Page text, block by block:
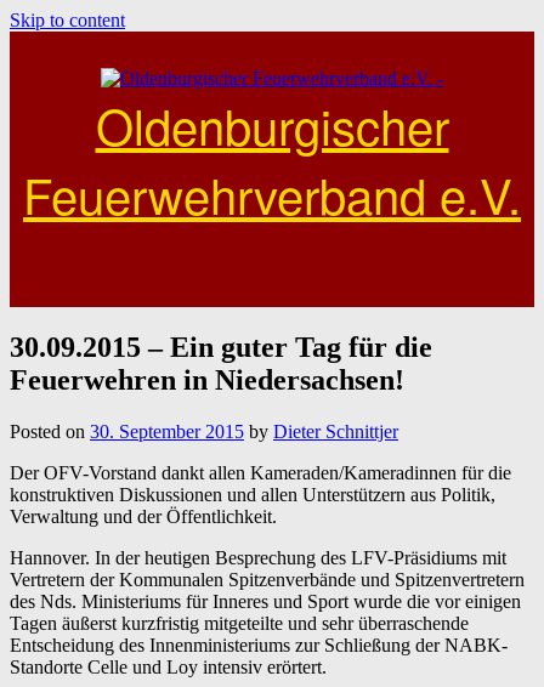
Skip to content
Oldenburgischer
Feuerwehrverband e.V.
30.09.2015 – Ein guter Tag für die
Feuerwehren in Niedersachsen!
Posted on 30. September 2015 by Dieter Schnittjer
Der OFV-Vorstand dankt allen Kameraden/Kameradinnen für die
konstruktiven Diskussionen und allen Unterstützern aus Politik,
Verwaltung und der Öffentlichkeit.
Hannover. In der heutigen Besprechung des LFV-Präsidiums mit
Vertretern der Kommunalen Spitzenverbände und Spitzenvertretern
des Nds. Ministeriums für Inneres und Sport wurde die vor einigen
Tagen äußerst kurzfristig mitgeteilte und sehr überraschende
Entscheidung des Innenministeriums zur Schließung der NABK-
Standorte Celle und Loy intensiv erörtert.